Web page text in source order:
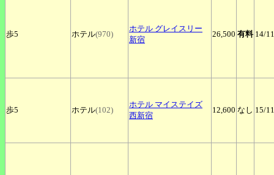
歩5 ホテル(970)
ホテル グレイスリー
新宿
26,500 有料 14/11
歩5 ホテル(102)
ホテル マイステイズ
西新宿
12,600 なし 15/11